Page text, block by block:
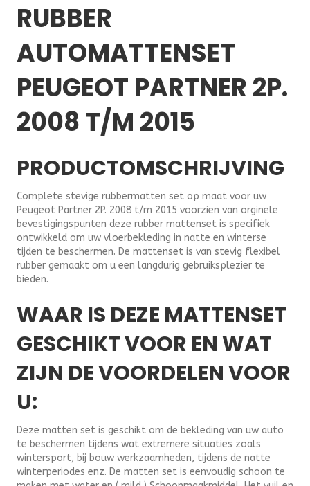
t/m
aantal
RUBBER
AUTOMATTENSET
PEUGEOT PARTNER 2P.
2008 T/M 2015
PRODUCTOMSCHRIJVING
Complete stevige rubbermatten set op maat voor uw
Peugeot Partner 2P. 2008 t/m 2015 voorzien van orginele
bevestigingspunten deze rubber mattenset is specifiek
ontwikkeld om uw vloerbekleding in natte en winterse
tijden te beschermen. De mattenset is van stevig flexibel
rubber gemaakt om u een langdurig gebruiksplezier te
bieden.
WAAR IS DEZE MATTENSET
GESCHIKT VOOR EN WAT
ZIJN DE VOORDELEN VOOR
U:
Deze matten set is geschikt om de bekleding van uw auto
te beschermen tijdens wat extremere situaties zoals
wintersport, bij bouw werkzaamheden, tijdens de natte
winterperiodes enz. De matten set is eenvoudig schoon te